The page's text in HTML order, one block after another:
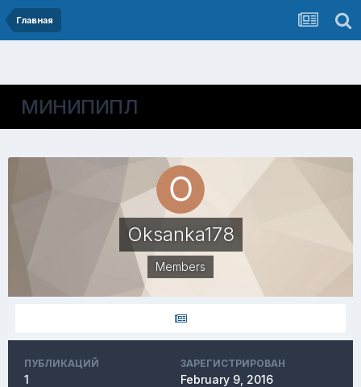
Главная
МИНИПИПЛ
Oksanka178
Members
ПУБЛИКАЦИЙ
1
ЗАРЕГИСТРИРОВАН
February 9, 2016